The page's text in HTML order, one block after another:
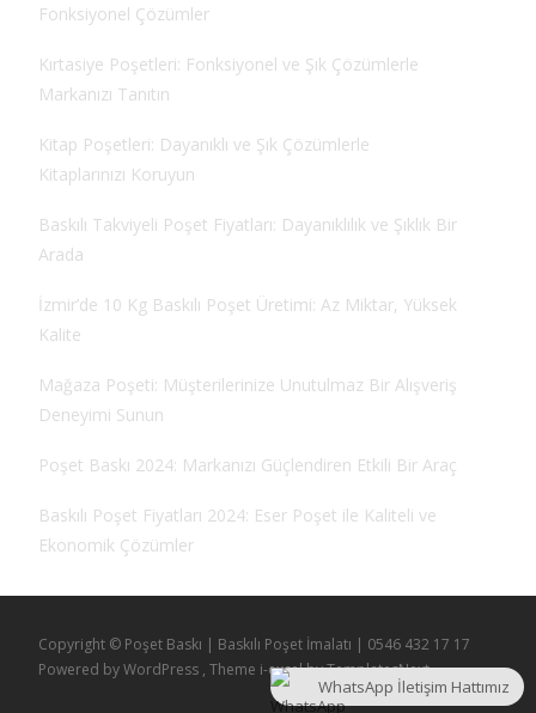
Fonksiyonel Çözümler
Kırtasiye Poşetleri: Fonksiyonel ve Şık Çözümlerle
Markanızı Tanıtın
Kitap Poşetleri: Dayanıklı ve Şık Çözümlerle
Kitaplarınızı Koruyun
Baskılı Takviyeli Poşet Fiyatları: Dayanıklılık ve Şıklık Bir
Arada
İzmir’de 10 Kg Baskılı Poşet Üretimi: Az Miktar, Yüksek
Kalite
Mağaza Poşeti: Müşterilerinize Unutulmaz Bir Alışveriş
Deneyimi Sunun
Poşet Baskı 2024: Markanızı Güçlendiren Etkili Bir Araç
Baskılı Poşet Fiyatları 2024: Eser Poşet ile Kaliteli ve
Ekonomik Çözümler
Copyright © Poşet Baskı | Baskılı Poşet İmalatı | 0546 432 17 17
Powered by WordPress , Theme i-excelby TemplatesNext.
WhatsApp İletişim Hattımız